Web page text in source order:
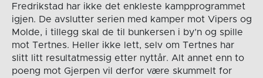
Fredrikstad har ikke det enkleste kampprogrammet
igjen. De avslutter serien med kamper mot Vipers og
Molde, i tillegg skal de til bunkersen i by’n og spille
mot Tertnes. Heller ikke lett, selv om Tertnes har
slitt litt resultatmessig etter nyttår. Alt annet enn to
poeng mot Gjerpen vil derfor være skummelt for